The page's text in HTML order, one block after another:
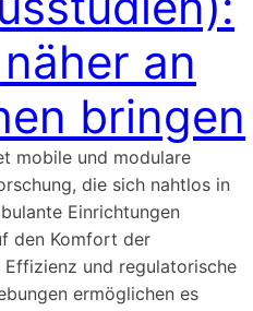
an
bringen
mobile und modulare
die sich nahtlos in
Einrichtungen
den Komfort der
und regulatorische
ermöglichen es